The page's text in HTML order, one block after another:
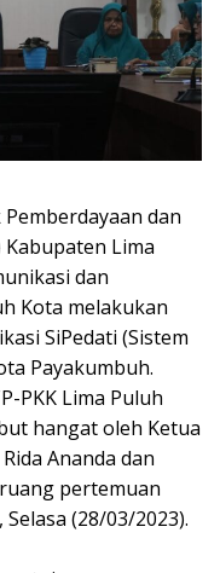
dan
Kabupaten Lima
dan
Kota melakukan
SiPedati (Sistem
Payakumbuh.
PKK Lima Puluh
hangat oleh Ketua
Ananda dan
pertemuan
(28/03/2023).